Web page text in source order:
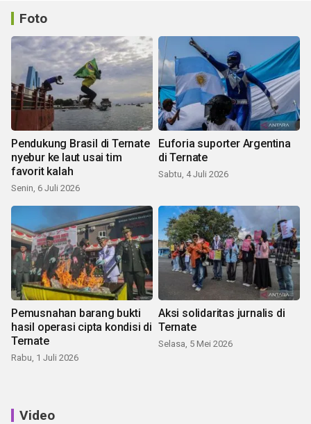
Foto
Pendukung Brasil di Ternate
nyebur ke laut usai tim
favorit kalah
Senin, 6 Juli 2026
Euforia suporter Argentina
di Ternate
Sabtu, 4 Juli 2026
Pemusnahan barang bukti
hasil operasi cipta kondisi di
Ternate
Rabu, 1 Juli 2026
Aksi solidaritas jurnalis di
Ternate
Selasa, 5 Mei 2026
Video